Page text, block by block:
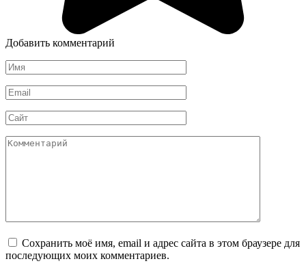
Добавить комментарий
Имя
*
Email
*
Сайт
Комментарий
Сохранить моё имя, email и адрес сайта в этом браузере для
последующих моих комментариев.